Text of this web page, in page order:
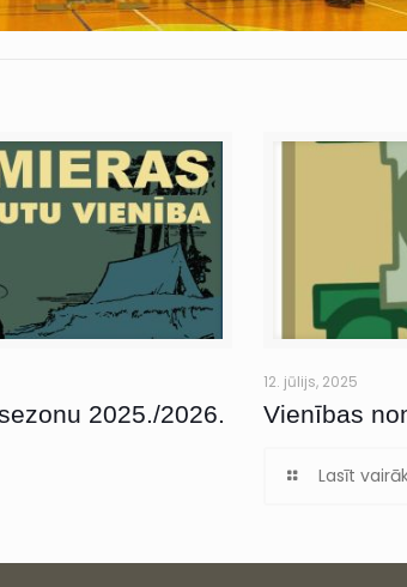
2025./2026.
12. jūlijs, 2025
Vienības
Lasīt